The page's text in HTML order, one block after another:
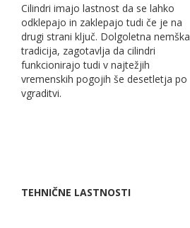
Cilindri imajo lastnost da se lahko
odklepajo in zaklepajo tudi če je na
drugi strani ključ. Dolgoletna nemška
tradicija, zagotavlja da cilindri
funkcionirajo tudi v najtežjih
vremenskih pogojih še desetletja po
vgraditvi.
TEHNIČNE LASTNOSTI